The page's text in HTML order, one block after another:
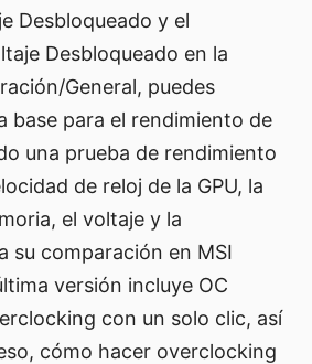
Desbloqueado y el
Desbloqueado en la
General, puedes
base para el rendimiento de
una prueba de rendimiento
de reloj de la GPU, la
el voltaje y la
su comparación en MSI
versión incluye OC
con un solo clic, así
cómo hacer overclocking